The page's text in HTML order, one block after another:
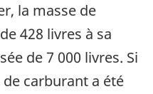
la masse de
428 livres à sa
de 7 000 livres. Si
carburant a été